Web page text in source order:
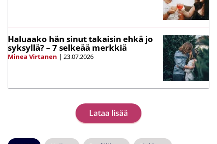
Haluaako hän sinut takaisin ehkä jo
syksyllä? – 7 selkeää merkkiä
Minea Virtanen | 23.07.2026
Lataa lisää